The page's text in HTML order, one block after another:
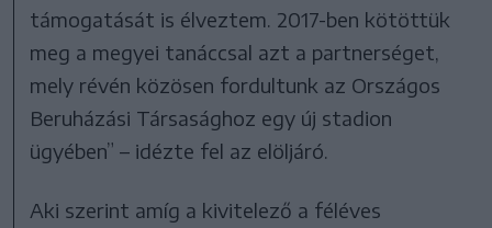
támogatását is élveztem. 2017-ben kötöttük
meg a megyei tanáccsal azt a partnerséget,
mely révén közösen fordultunk az Országos
Beruházási Társasághoz egy új stadion
ügyében” – idézte fel az elöljáró.
Aki szerint amíg a kivitelező a féléves